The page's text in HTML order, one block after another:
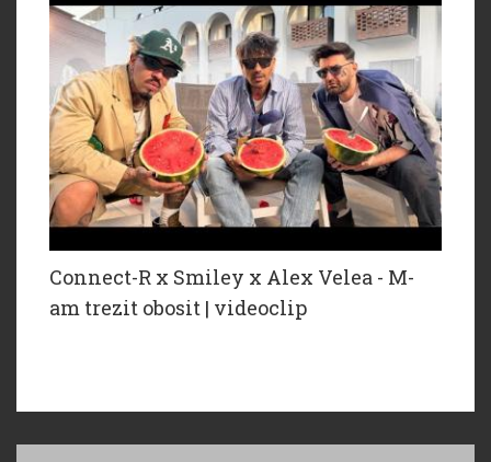
Connect-R x ‪Smiley‬ x ‪Alex Velea‬ - M-
am trezit obosit | videoclip